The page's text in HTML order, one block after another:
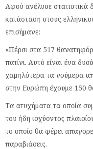
Αφού ανέλυσε
κατάσταση στους
επισήμανε:
«Πέρσι στα 517
πατίνι. Αυτό είναι ένα
χαμηλότερα τα νούμερα
στην Ευρώπη έχουμε 150
Τα ατυχήματα τα οποία
του ήδη ισχύοντος
το οποίο θα φέρει
παραβιάσεις.